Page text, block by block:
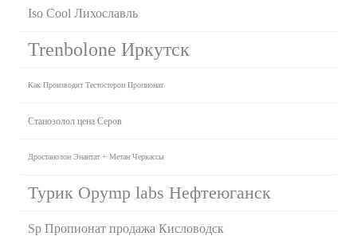
Iso Cool Лихославль
Trenbolone Иркутск
Как Производят Тестостерон Пропионат
Станозолол цена Серов
Дростанолон Энантат + Метан Черкассы
Турик Opymp labs Нефтеюганск
Sp Пропионат продажа Кисловодск